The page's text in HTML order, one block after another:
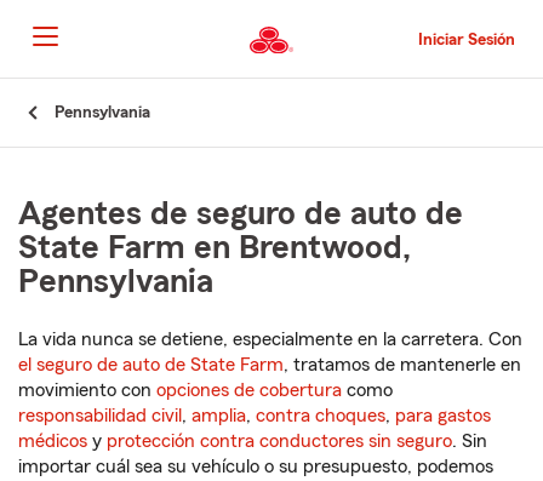
al
contenido
principal
Iniciar Sesión
Pennsylvania
Agentes de seguro de auto de
State Farm en Brentwood,
Pennsylvania
La vida nunca se detiene, especialmente en la carretera. Con
el seguro de auto de State Farm, tratamos de mantenerle en
movimiento con opciones de cobertura como
responsabilidad civil , amplia, contra choques, para gastos
médicos y protección contra conductores sin seguro. Sin
importar cuál sea su vehículo o su presupuesto, podemos